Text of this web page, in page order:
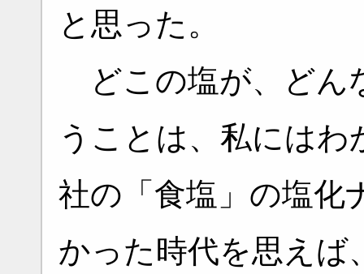
と思った。
どこの塩が、どん
うことは、私には
社の「食塩」の塩化
かった時代を思えば